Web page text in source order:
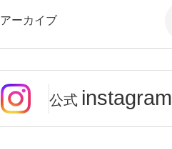
アーカイブ
公式 instagram